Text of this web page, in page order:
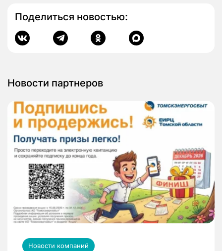
Поделиться новостью:
Новости партнеров
Новости компаний